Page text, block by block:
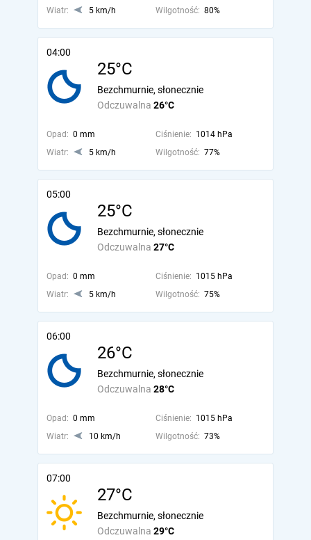
Wiatr:
5 km/h Wilgotność: 80%
04:00
25°C
Odczuwalna 26°C
Bezchmurnie, słonecznie
Opad: 0 mm Ciśnienie: 1014 hPa
Wiatr:
5 km/h Wilgotność: 77%
05:00
25°C
Odczuwalna 27°C
Bezchmurnie, słonecznie
Opad: 0 mm Ciśnienie: 1015 hPa
Wiatr:
5 km/h Wilgotność: 75%
06:00
26°C
Odczuwalna 28°C
Bezchmurnie, słonecznie
Opad: 0 mm Ciśnienie: 1015 hPa
Wiatr:
10 km/h Wilgotność: 73%
07:00
27°C
Odczuwalna 29°C
Bezchmurnie, słonecznie